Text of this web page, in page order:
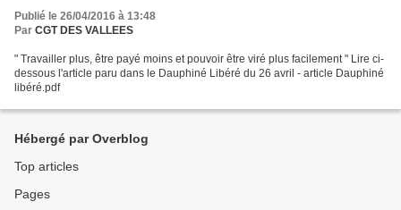
Publié le 26/04/2016 à 13:48
Par CGT DES VALLEES
" Travailler plus, être payé moins et pouvoir être viré plus facilement " Lire ci-
dessous l'article paru dans le Dauphiné Libéré du 26 avril - article Dauphiné
libéré.pdf
Hébergé par Overblog
Top articles
Pages